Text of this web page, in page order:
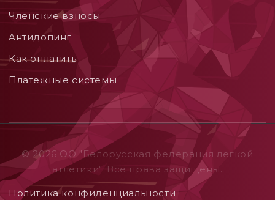
Членские взносы
Aнтидопинг
Как оплатить
Платежные системы
© 2026 ОO "Белорусская федерация легкой
атлетики". Все права защищены.
Политика конфиденциальности